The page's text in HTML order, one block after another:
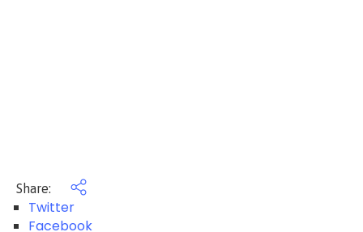
Share:
Twitter
Facebook